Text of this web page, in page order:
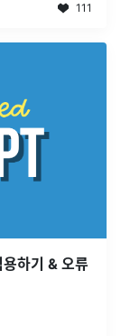
111
하기 & 오류